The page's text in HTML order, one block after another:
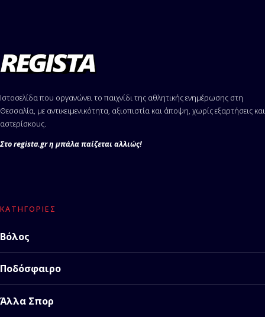
Ιστοσελίδα που οργανώνει το παιχνίδι της αθλητικής ενημέρωσης στη
Θεσσαλία, με αντικειμενικότητα, αξιοπιστία και άποψη, χωρίς εξαρτήσεις και
αστερίσκους.
Στο regista.gr η μπάλα παίζεται αλλιώς!
ΚΑΤΗΓΟΡΊΕΣ
Βόλος
Ποδόσφαιρο
Άλλα Σπορ